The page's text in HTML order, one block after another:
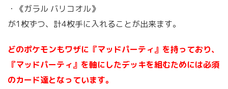
・《ガラル バリコオル》
が1枚ずつ、計4枚手に入れることが出来ます。
どのポケモンもワザに『マッドパーティ』を持っており、
『マッドパーティ』を軸にしたデッキを組むためには必須
のカード達となっています。